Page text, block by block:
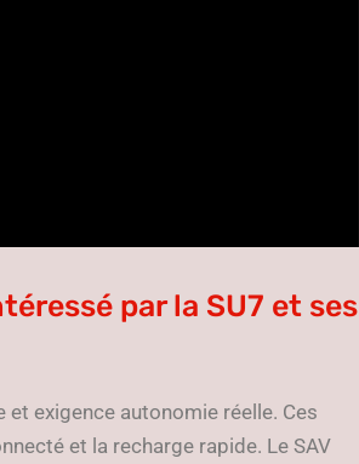
par la SU7 et ses
exigence autonomie réelle. Ces
et la recharge rapide. Le SAV